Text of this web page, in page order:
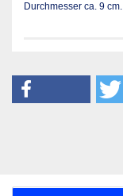
Durchmesser ca. 9 cm.